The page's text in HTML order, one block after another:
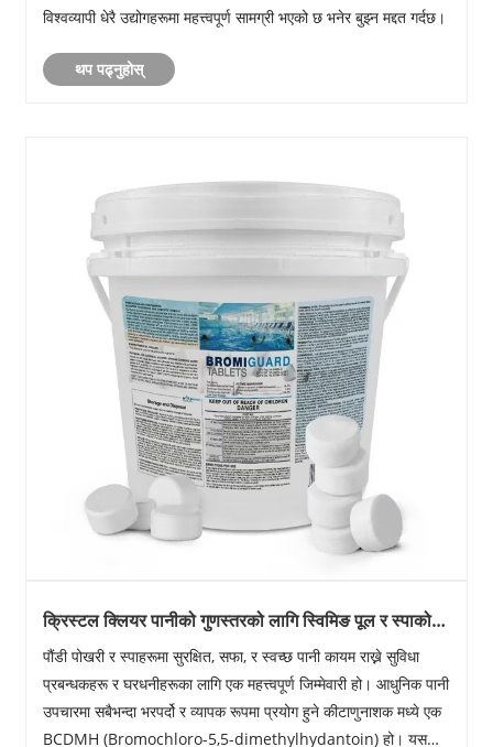
विश्वव्यापी धेरै उद्योगहरूमा महत्त्वपूर्ण सामग्री भएको छ भनेर बुझ्न मद्दत गर्दछ।
थप पढ्नुहोस्
क्रिस्टल क्लियर पानीको गुणस्तरको लागि स्विमिङ पूल र स्पाको
लागि BCDMH किन आवश्यक छ?
पौंडी पोखरी र स्पाहरूमा सुरक्षित, सफा, र स्वच्छ पानी कायम राख्ने सुविधा
प्रबन्धकहरू र घरधनीहरूका लागि एक महत्त्वपूर्ण जिम्मेवारी हो। आधुनिक पानी
उपचारमा सबैभन्दा भरपर्दो र व्यापक रूपमा प्रयोग हुने कीटाणुनाशक मध्ये एक
BCDMH (Bromochloro-5,5-dimethylhydantoin) हो। यस